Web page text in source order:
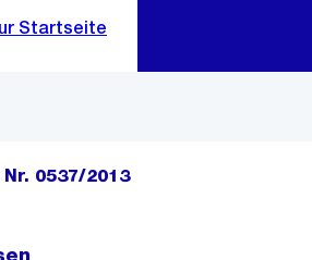
ein
Nr. 0537/2013